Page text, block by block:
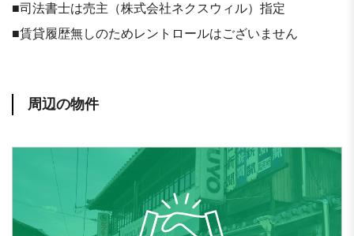
■司法書士は売主（株式会社ネクスウィル）指定
■賃貸履歴無しのためレントロールはございません
周辺の物件